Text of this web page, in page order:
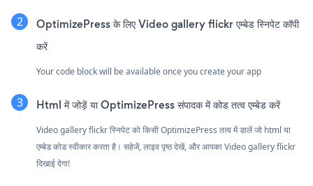
OptimizePress के लिए Video gallery flickr एम्बेड स्निपेट कॉपी
करें
Your code block will be available once you create your app
Html में जोड़ें या OptimizePress संपादक में कोड तत्व एम्बेड करें
Video gallery flickr स्निपेट को किसी OptimizePress तत्व में डालें जो html या
एम्बेड कोड स्वीकार करता है। सहेजें, लाइव पृष्ठ देखें, और आपका Video gallery flickr
दिखाई देगा!